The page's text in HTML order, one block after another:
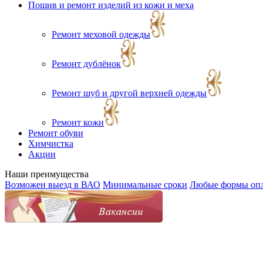
Пошив и ремонт изделий из кожи и меха
Ремонт меховой одежды
Ремонт дублёнок
Ремонт шуб и другой верхней одежды
Ремонт кожи
Ремонт обуви
Химчистка
Акции
Наши преимущества
Возможен выезд в ВАО Минимальные сроки Любые формы